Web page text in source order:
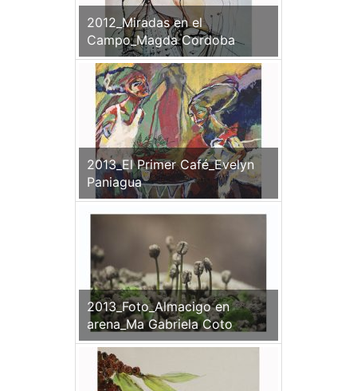
2012_Miradas en el
Campo_Magda Cordoba
2013_El Primer Café_Evelyn
Paniagua
2013_Foto_Almacigo en
arena_Ma Gabriela Coto